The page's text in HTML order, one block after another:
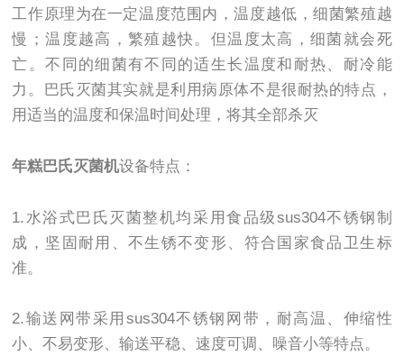
工作原理为在一定温度范围内，温度越低，细菌繁殖越
慢；温度越高，繁殖越快。但温度太高，细菌就会死
亡。不同的细菌有不同的适生长温度和耐热、耐冷能
力。巴氏灭菌其实就是利用病原体不是很耐热的特点，
用适当的温度和保温时间处理，将其全部杀灭
年糕巴氏灭菌机设备特点：
1.水浴式巴氏灭菌整机均采用食品级sus304不锈钢制
成，坚固耐用、不生锈不变形、符合国家食品卫生标
准。
2.输送网带采用sus304不锈钢网带，耐高温、伸缩性
小、不易变形、输送平稳、速度可调、噪音小等特点。